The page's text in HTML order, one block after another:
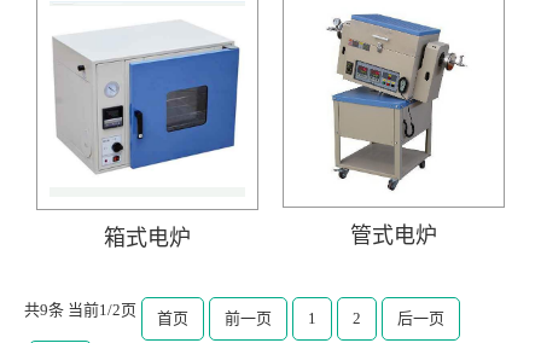
箱式电炉 管式电炉
共9条 当前1/2页 首页 前一页 1 2 后一页